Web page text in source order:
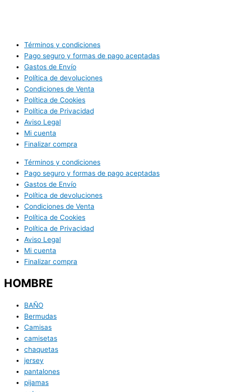
Términos y condiciones
Pago seguro y formas de pago aceptadas
Gastos de Envío
Política de devoluciones
Condiciones de Venta
Política de Cookies
Política de Privacidad
Aviso Legal
Mi cuenta
Finalizar compra
Términos y condiciones
Pago seguro y formas de pago aceptadas
Gastos de Envío
Política de devoluciones
Condiciones de Venta
Política de Cookies
Política de Privacidad
Aviso Legal
Mi cuenta
Finalizar compra
HOMBRE
BAÑO
Bermudas
Camisas
camisetas
chaquetas
jersey
pantalones
pijamas